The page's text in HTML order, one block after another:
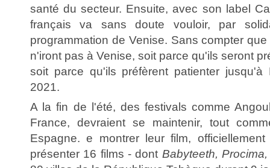
santé du secteur. Ensuite, avec son label
français va sans doute vouloir, par
programmation de Venise. Sans compter
n'iront pas à Venise, soit parce qu'ils seront
soit parce qu'ils préfèrent patienter
2021.
A la fin de l'été, des festivals comme
France, devraient se maintenir, tout
Espagne. e montrer leur film,
présenter 16 films - dont Babyteeth,